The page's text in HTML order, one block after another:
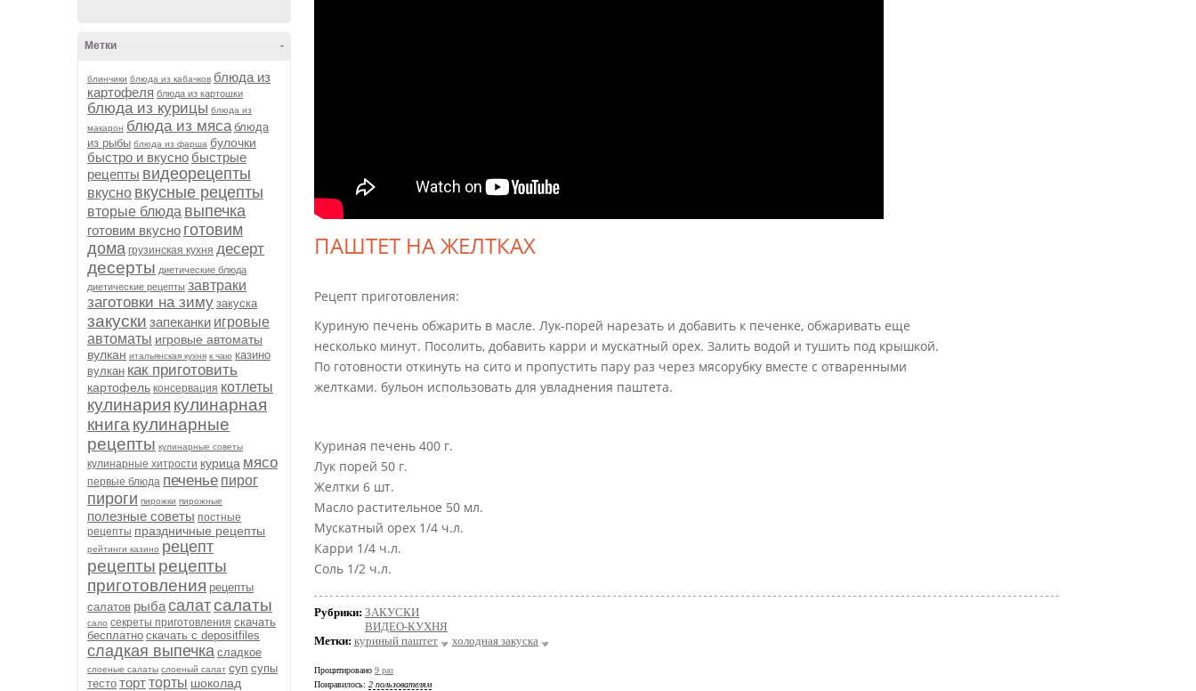
-
Метки
блинчики блюда из кабачков блюда из
картофеля блюда из картошки
блюда из курицы блюда из
макарон блюда из мяса блюда
из рыбы блюда из фарша булочки
быстро и вкусно быстрые
рецепты видеорецепты
вкусно вкусные рецепты
вторые блюда выпечка
готовим вкусно готовим
дома грузинская кухня десерт
десерты диетические блюда
диетические рецепты завтраки
заготовки на зиму закуска
закуски запеканки игровые
автоматы игровые автоматы
вулкан итальянская кухня к чаю казино
вулкан как приготовить
картофель консервация котлеты
кулинария кулинарная
книга кулинарные
рецепты кулинарные советы
кулинарные хитрости курица мясо
первые блюда печенье пирог
пироги пирожки пирожные
полезные советы постные
рецепты праздничные рецепты
рейтинги казино рецепт
рецепты рецепты
приготовления рецепты
салатов рыбасалатсалаты
сало секреты приготовления скачать
бесплатно скачать с depositfiles
сладкая выпечка сладкое
слоеные салаты слоеный салат суп супы
тесто тортторты шоколад
ПАШТЕТ НА ЖЕЛТКАХ
Рецепт приготовления:
Куриную печень обжарить в масле. Лук-порей нарезать и добавить к печенке, обжаривать еще
несколько минут. Посолить, добавить карри и мускатный орех. Залить водой и тушить под крышкой.
По готовности откинуть на сито и пропустить пару раз через мясорубку вместе с отваренными
желтками. бульон использовать для увладнения паштета.
Куриная печень 400 г.
Лук порей 50 г.
Желтки 6 шт.
Масло растительное 50 мл.
Мускатный орех 1/4 ч.л.
Карри 1/4 ч.л.
Соль 1/2 ч.л.
Рубрики: ЗАКУСКИ
ВИДЕО-КУХНЯ
Метки: куриный паштет холодная закуска
Процитировано 9 раз
Понравилось: 2 пользователям